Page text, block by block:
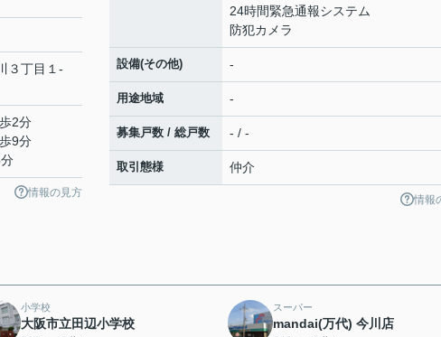
３丁目１-
2分
9分
情報の見方
24時間緊急通報システム
防犯カメラ
設備(その他) -
用途地域 -
募集戸数 / 総戸数 - / -
取引態様 仲介
情報
小学校
大阪市立田辺小学校
スーパー
mandai(万代) 今川店